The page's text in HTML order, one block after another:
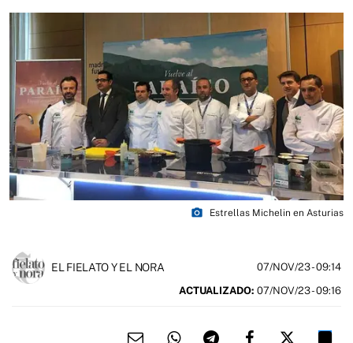
photo_camera Estrellas Michelin en Asturias
EL FIELATO Y EL NORA 07/NOV/23- 09:14
ACTUALIZADO: 07/NOV/23 - 09:16